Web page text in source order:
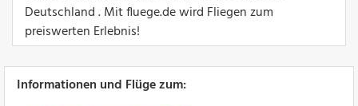
Deutschland . Mit fluege.de wird Fliegen zum
preiswerten Erlebnis!
Informationen und Flüge zum: